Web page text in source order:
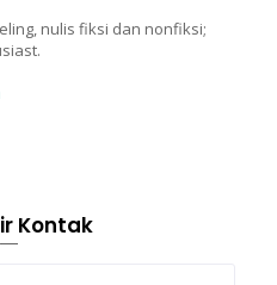
nulis fiksi dan nonfiksi;
Kontak